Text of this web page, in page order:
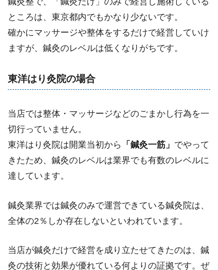
ところは、東京都内でもかなり少ないです。
確かにマッサージや整体をするだけで経営していけ
ますが、鍼灸のレベルは低くなりがちです。
東洋はり灸院の場合
当店では整体・マッサージなどのごまかし行為を一
切行っていません。
東洋はり灸院は開業当初から
「鍼灸一筋」 でやって
きたため、鍼灸のレベルは業界でも有数のレベルに
達しています。
鍼灸業界では鍼灸のみで運営できている鍼灸院は、
全体の2％しか存在しないといわれています。
当店が鍼灸だけで経営を成り立たせてきたのは、鍼
灸の技術と効果が優れている何よりの証拠です。ぜ